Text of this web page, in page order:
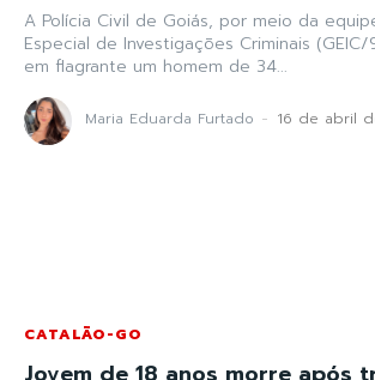
A Polícia Civil de Goiás, por meio da
Especial de Investigações Criminais
em flagrante um homem de 34...
Maria Eduarda Furtado - 16 de abril
CATALÃO-GO